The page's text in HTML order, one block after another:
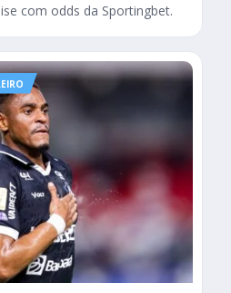
com odds da Sportingbet.